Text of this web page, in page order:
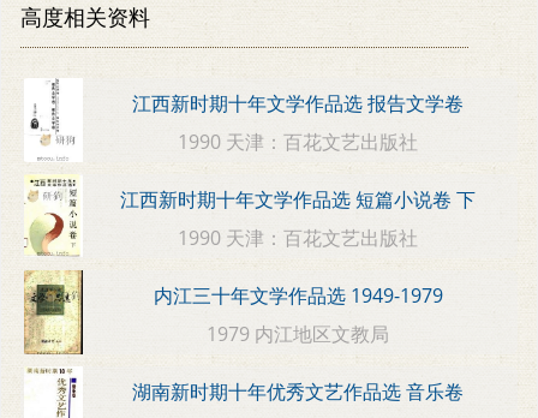
高度相关资料
江西新时期十年文学作品选 报告文学卷
1990 天津：百花文艺出版社
江西新时期十年文学作品选 短篇小说卷 下
1990 天津：百花文艺出版社
内江三十年文学作品选 1949-1979
1979 内江地区文教局
湖南新时期十年优秀文艺作品选 音乐卷